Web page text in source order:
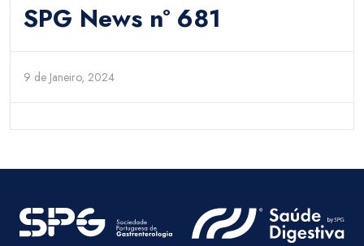
SPG News nº 681
9 de Janeiro, 2024